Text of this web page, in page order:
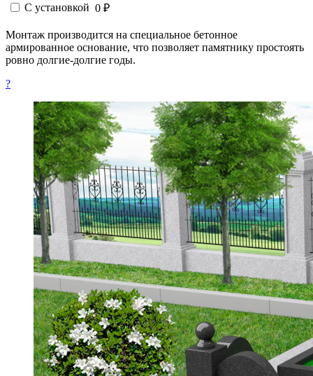
С установкой 0 ₽
Монтаж производится на специальное бетонное
армированное основание, что позволяет памятнику простоять
ровно долгие-долгие годы.
?